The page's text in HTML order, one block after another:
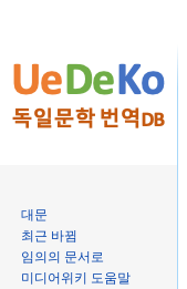
대문
최근 바뀜
임의의 문서로
미디어위키 도움말